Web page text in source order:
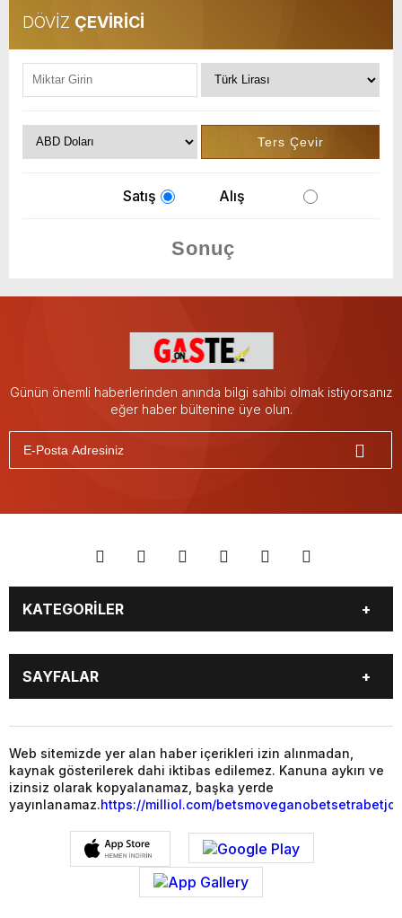
DÖVİZ ÇEVİRİCİ
Satış Alış
Günün önemli haberlerinden anında bilgi sahibi olmak istiyorsanız
eğer haber bültenine üye olun.
KATEGORİLER
YAŞAM
SİYASET
GAZETE OKU
PUAN DURUMU
TÜM MANŞET HABERLERİ
SAYFALAR
MAGAZİN
YAŞAM
SİYASET
EKONOMİ
Web sitemizde yer alan haber içerikleri izin alınmadan,
kaynak gösterilerek dahi iktibas edilemez. Kanuna aykırı ve
izinsiz olarak kopyalanamaz, başka yerde
yayınlanamaz.https://milliol.com/betsmoveganobetsetrabet